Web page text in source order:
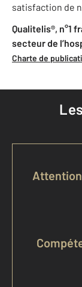
satisfaction de
Qualitelis®, n°1
secteur de
Charte de